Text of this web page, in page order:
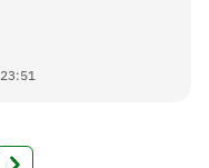
23:51